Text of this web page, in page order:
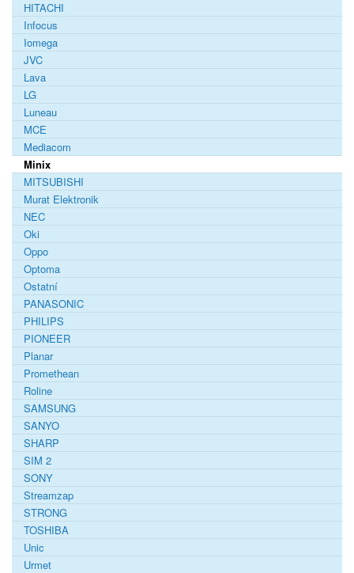
HITACHI
Infocus
Iomega
JVC
Lava
LG
Luneau
MCE
Mediacom
Minix
MITSUBISHI
Murat Elektronik
NEC
Oki
Oppo
Optoma
Ostatní
PANASONIC
PHILIPS
PIONEER
Planar
Promethean
Roline
SAMSUNG
SANYO
SHARP
SIM 2
SONY
Streamzap
STRONG
TOSHIBA
Unic
Urmet